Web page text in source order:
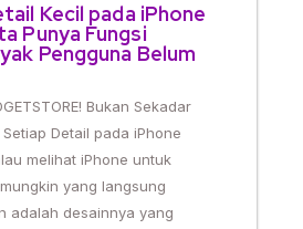
Kecil pada iPhone
Punya Fungsi
Pengguna Belum
Bukan Sekadar
Detail pada iPhone
melihat iPhone untuk
yang langsung
adalah desainnya yang